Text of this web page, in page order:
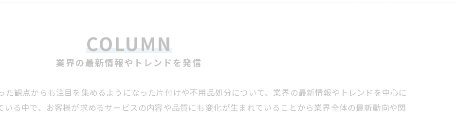
COLUMN
業界の最新情報やトレンドを発信
観点からも注目を集めるようになった片付けや不用品処分について、業界の最新情報やトレンドを中心に
いる中で、お客様が求めるサービスの内容や品質にも変化が生まれていることから業界全体の最新動向や関